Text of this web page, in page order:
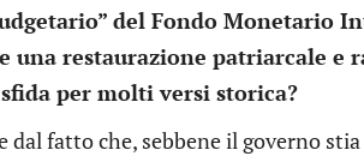
del Fondo Monetario
una restaurazione patriarcale e
per molti versi storica?
fatto che, sebbene il governo